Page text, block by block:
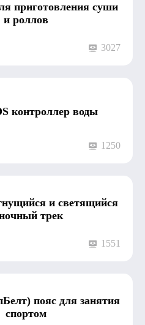
приготовления суши
и роллов
3027
контроллер воды
1250
и светящийся
трек
1551
пояс для занятия
спортом